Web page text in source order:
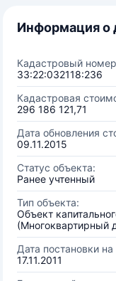
Информация о
Кадастровый
33:22:032118:236
Кадастровая
296 186 121,71
Дата обновления
09.11.2015
Статус объекта:
Ранее учтенный
Тип объекта:
Объект
(Многоквартирный
Дата постановки на
17.11.2011